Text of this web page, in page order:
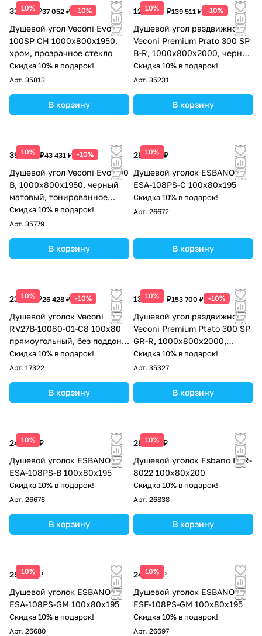
10%
33 347 ₽37 052 ₽ -10%
Душевой угол Veconi Evo
100SP CH 1000х800x1950,
хром, прозрачное стекло
Скидка 10% в подарок!
Арт. 35813
В корзину
10%
125 560 ₽139 511 ₽ -10%
Душевой угол раздвижной
Veconi Premium Prato 300 SP
B-R, 1000х800x2000, черный
матовый, стекло прозрачное
Скидка 10% в подарок!
Арт. 35231
В корзину
10%
39 088 ₽43 431 ₽ -10%
Душевой угол Veconi Evo 300
B, 1000х800x1950, черный
матовый, тонированное
матовое стекло
Скидка 10% в подарок!
Арт. 35779
В корзину
10%
28 688 ₽
Душевой уголок ESBANO
ESA-108PS-C 100х80х195
Скидка 10% в подарок!
Арт. 26672
В корзину
10%
23 785 ₽26 428 ₽ -10%
Душевой уголок Veconi
RV27B-10080-01-C8 100х80
прямоугольный, без поддона,
прозрачное стекло, черный
матовый
Скидка 10% в подарок!
Арт. 17322
В корзину
10%
138 330 ₽153 700 ₽ -10%
Душевой угол раздвижной
Veconi Premium Ptato 300 SP
GR-R, 1000х800x2000,
брашированный графит,
стекло прозрачное
Скидка 10% в подарок!
Арт. 35327
В корзину
10%
24 863 ₽
Душевой уголок ESBANO
ESA-108PS-B 100х80х195
Скидка 10% в подарок!
Арт. 26676
В корзину
10%
28 050 ₽
Душевой уголок Esbano ESR-
8022 100x80x200
Скидка 10% в подарок!
Арт. 26838
В корзину
10%
25 500 ₽
Душевой уголок ESBANO
ESA-108PS-GM 100х80х195
Скидка 10% в подарок!
Арт. 26680
10%
24 225 ₽
Душевой уголок ESBANO
ESF-108PS-GM 100х80х195
Скидка 10% в подарок!
Арт. 26697